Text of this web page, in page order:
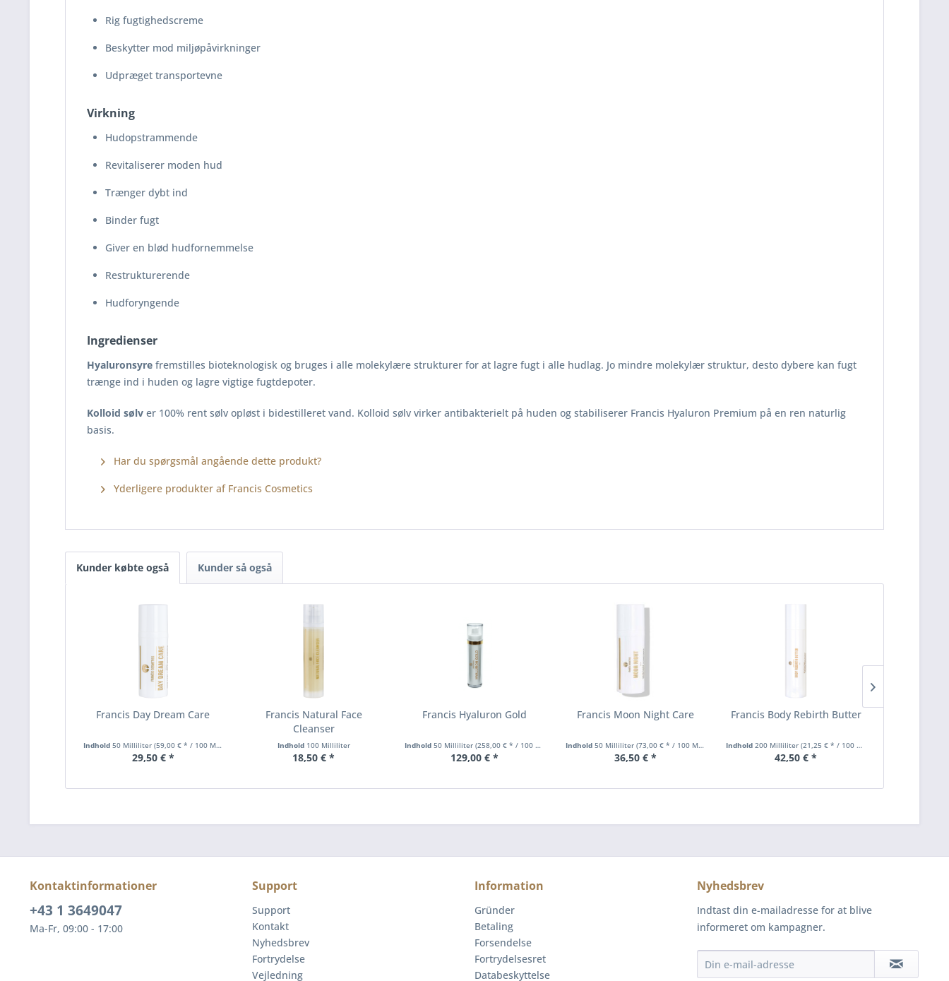
Rig fugtighedscreme
Beskytter mod miljøpåvirkninger
Udpræget transportevne
Virkning
Hudopstrammende
Revitaliserer moden hud
Trænger dybt ind
Binder fugt
Giver en blød hudfornemmelse
Restrukturerende
Hudforyngende
Ingredienser
Hyaluronsyre fremstilles bioteknologisk og bruges i alle molekylære strukturer for at lagre fugt i alle hudlag. Jo mindre molekylær struktur, desto dybere kan fugt
trænge ind i huden og lagre vigtige fugtdepoter.
Kolloid sølv er 100% rent sølv opløst i bidestilleret vand. Kolloid sølv virker antibakterielt på huden og stabiliserer Francis Hyaluron Premium på en ren naturlig
basis.
Har du spørgsmål angående dette produkt?
Yderligere produkter af Francis Cosmetics
Kunder købte også Kunder så også
Francis Day Dream Care
Indhold 50 Milliliter (59,00 € * / 100 Milliliter)
29,50 € *
Francis Natural Face
Cleanser
Indhold 100 Milliliter
18,50 € *
Francis Hyaluron Gold
Indhold50 Milliliter(258,00 € * / 100 Milliliter)
129,00 € *
Francis Moon Night Care
Indhold 50 Milliliter (73,00 € * / 100 Milliliter)
36,50 € *
Francis Body Rebirth Butter
Indhold200 Milliliter(21,25 € * / 100 Milliliter)
42,50 € *
Kontaktinformationer
+43 1 3649047
Ma-Fr, 09:00 - 17:00
Support
Support
Kontakt
Nyhedsbrev
Fortrydelse
Vejledning
Information
Gründer
Betaling
Forsendelse
Fortrydelsesret
Databeskyttelse
Nyhedsbrev
Indtast din e-mailadresse for at blive
informeret om kampagner.